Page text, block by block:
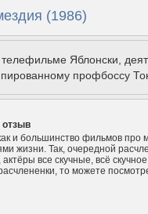
(1986)
Яблонски,
профбоссу
и большинство фильмов про
жизни. Так, очередной
актёры все скучные, всё
то можете